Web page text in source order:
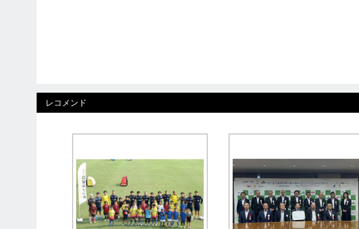
レコメンド